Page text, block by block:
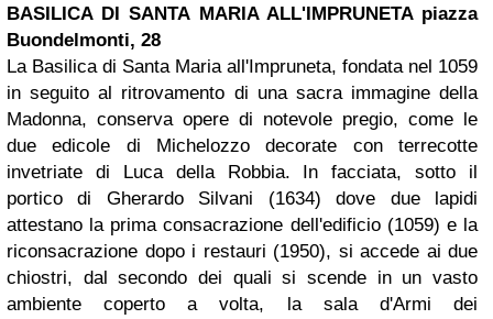
BASILICA DI SANTA MARIA ALL'IMPRUNETA piazza
Buondelmonti, 28
La Basilica di Santa Maria all'Impruneta, fondata nel 1059
in seguito al ritrovamento di una sacra immagine della
Madonna, conserva opere di notevole pregio, come le
due edicole di Michelozzo decorate con terrecotte
invetriate di Luca della Robbia. In facciata, sotto il
portico di Gherardo Silvani (1634) dove due lapidi
attestano la prima consacrazione dell'edificio (1059) e la
riconsacrazione dopo i restauri (1950), si accede ai due
chiostri, dal secondo dei quali si scende in un vasto
ambiente coperto a volta, la sala d'Armi dei